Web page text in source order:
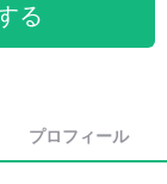
る
プロフィール